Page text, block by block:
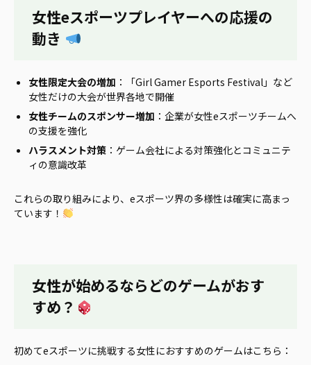
女性eスポーツプレイヤーへの応援の
動き
女性限定大会の増加 ：「Girl Gamer Esports Festival」など
女性だけの大会が世界各地で開催
女性チームのスポンサー増加 ：企業が女性eスポーツチームへ
の支援を強化
ハラスメント対策 ：ゲーム会社による対策強化とコミュニテ
ィの意識改革
これらの取り組みにより、eスポーツ界の多様性は確実に高まっ
ています！
女性が始めるならどのゲームがおす
すめ？
初めてeスポーツに挑戦する女性におすすめのゲームはこちら：